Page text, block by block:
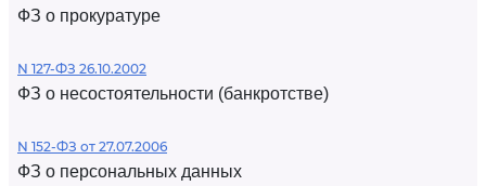
ФЗ о прокуратуре
N 127-ФЗ 26.10.2002
ФЗ о несостоятельности (банкротстве)
N 152-ФЗ от 27.07.2006
ФЗ о персональных данных